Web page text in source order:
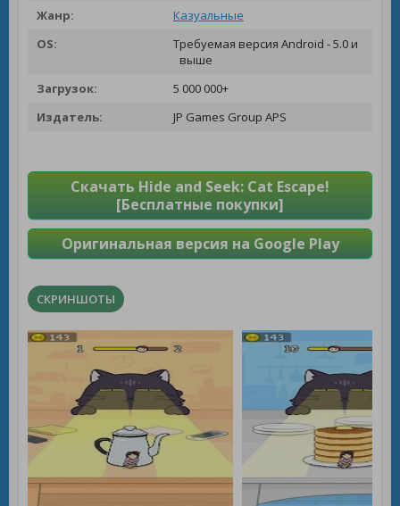
Жанр:
Казуальные
OS:
Требуемая версия Android - 5.0 и
выше
Загрузок:
5 000 000+
Издатель:
JP Games Group APS
Скачать Hide and Seek: Cat Escape!
[Бесплатные покупки]
Оригинальная версия на Google Play
СКРИНШОТЫ